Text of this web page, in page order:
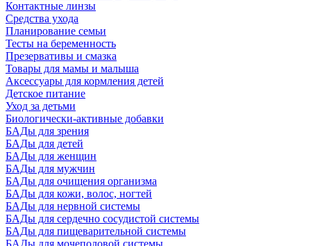
Контактные линзы
Средства ухода
Планирование семьи
Тесты на беременность
Презервативы и смазка
Товары для мамы и малыша
Аксессуары для кормления детей
Детское питание
Уход за детьми
Биологически-активные добавки
БАДы для зрения
БАДы для детей
БАДы для женщин
БАДы для мужчин
БАДы для очищения организма
БАДы для кожи, волос, ногтей
БАДы для нервной системы
БАДы для сердечно сосудистой системы
БАДы для пищеварительной системы
БАДы для мочеполовой системы